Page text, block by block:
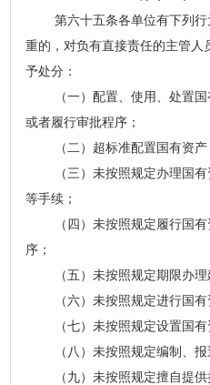
第六十五条各单位有下列
重的，对负有直接责任的主管人
予处分：
（一）配置、使用、处置
或者履行审批程序；
（二）超标准配置国有资产
（三）未按照规定办理国
等手续；
（四）未按照规定履行国
序；
（五）未按照规定期限办
（六）未按照规定进行国有
（七）未按照规定设置国有
（八）未按照规定编制、
（九）未按照规定擅自提供